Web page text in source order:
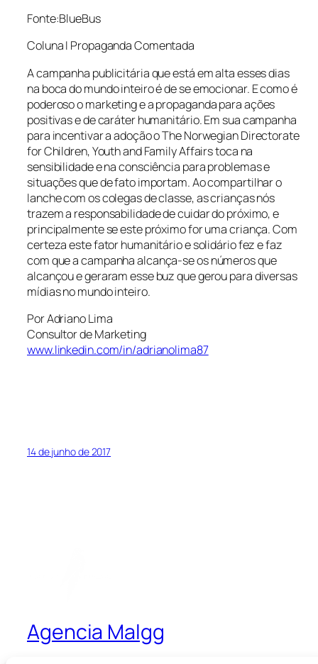
Fonte:BlueBus
Coluna I Propaganda Comentada
A campanha publicitária que está em alta esses dias
na boca do mundo inteiro é de se emocionar. E como é
poderoso o marketing e a propaganda para ações
positivas e de caráter humanitário. Em sua campanha
para incentivar a adoção o The Norwegian Directorate
for Children, Youth and Family Affairs toca na
sensibilidade e na consciência para problemas e
situações que de fato importam. Ao compartilhar o
lanche com os colegas de classe, as crianças nós
trazem a responsabilidade de cuidar do próximo, e
principalmente se este próximo for uma criança. Com
certeza este fator humanitário e solidário fez e faz
com que a campanha alcança-se os números que
alcançou e geraram esse buz que gerou para diversas
mídias no mundo inteiro.
Por Adriano Lima
Consultor de Marketing
www.linkedin.com/in/adrianolima87
14 de junho de 2017
Agencia Malgg